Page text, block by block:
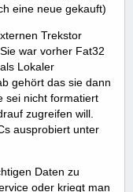
eine neue gekauft)
Trekstor
war vorher Fat32
Lokaler
gehört das sie dann
sei nicht formatiert
zugreifen will.
ausprobiert unter
Daten zu
oder kriegt man